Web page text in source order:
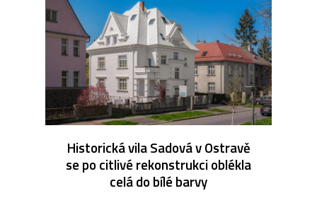
Historická vila Sadová v Ostravě
se po citlivé rekonstrukci oblékla
celá do bílé barvy